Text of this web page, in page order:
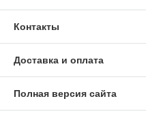
Контакты
Доставка и оплата
Полная версия сайта